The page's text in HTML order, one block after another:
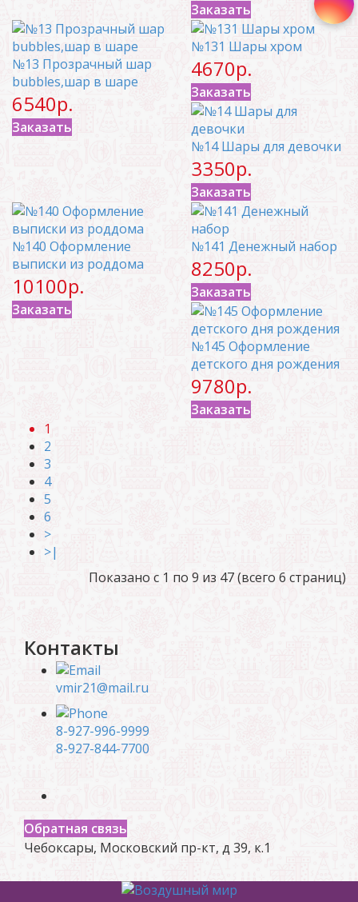
Заказать
№13 Прозрачный шар
bubbles,шар в шаре
6540р.
Заказать
№131 Шары хром
4670р.
Заказать
№14 Шары для девочки
3350р.
Заказать
№140 Оформление
выписки из роддома
10100р.
Заказать
№141 Денежный набор
8250р.
Заказать
№145 Оформление
детского дня рождения
9780р.
Заказать
1
2
3
4
5
6
>
>|
Показано с 1 по 9 из 47 (всего 6 страниц)
Контакты
vmir21@mail.ru
8-927-996-9999
8-927-844-7700
Обратная связь
Чебоксары, Московский пр-кт, д 39, к.1